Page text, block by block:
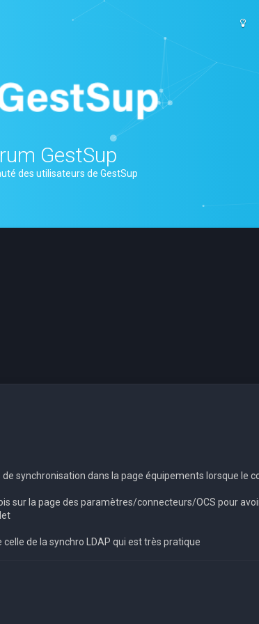
GestSup
des utilisateurs de GestSup
synchronisation dans la page équipements lorsque le
sur la page des paramètres/connecteurs/OCS pour
de la synchro LDAP qui est très pratique